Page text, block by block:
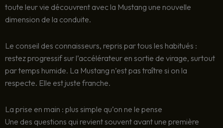
toute leur vie découvrent avec la Mustang une nouvelle
dimension de la conduite.
Le conseil des connaisseurs, repris par tous les habitués :
restez progressif sur l’accélérateur en sortie de virage, surtout
par temps humide. La Mustang n’est pas traître si on la
respecte. Elle est juste franche.
La prise en main : plus simple qu’on ne le pense
Une des questions qui revient souvent avant une première